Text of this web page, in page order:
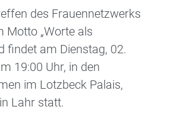
des Frauennetzwerks
Motto „Worte als
findet am Dienstag, 02.
19:00 Uhr, in den
im Lotzbeck Palais,
Lahr statt.